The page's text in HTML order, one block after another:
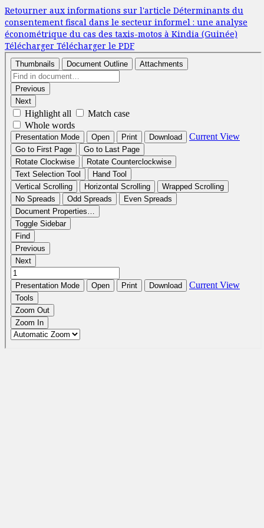
Retourner aux informations sur l'article Déterminants du
consentement fiscal dans le secteur informel : une analyse
économétrique du cas des taxis-motos à Kindia (Guinée)
Télécharger Télécharger le PDF